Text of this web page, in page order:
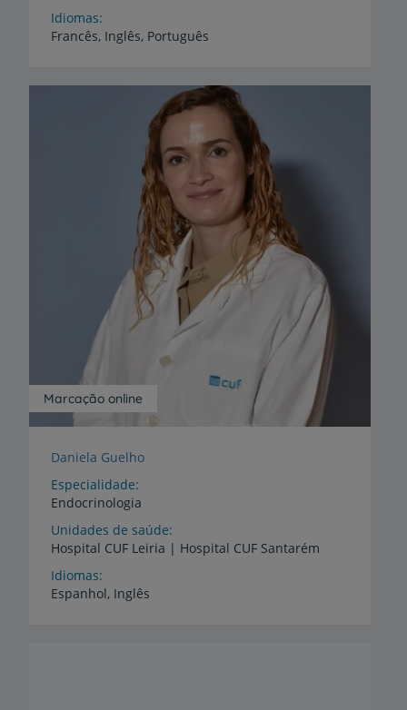
Idiomas
Francês, Inglês, Português
Marcação online
Daniela Guelho
Especialidade
Endocrinologia
Unidades de saúde
Hospital CUF Leiria | Hospital CUF Santarém
Idiomas
Espanhol, Inglês